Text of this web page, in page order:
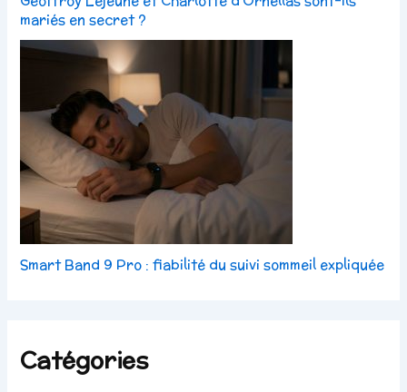
mariés en secret ?
Smart Band 9 Pro : fiabilité du suivi sommeil expliquée
Catégories